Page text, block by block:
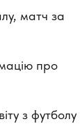
матч за
про
з футболу